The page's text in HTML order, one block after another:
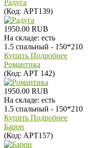
Радуга
(Код: АРТ139)
1950.00 RUB
На складе: есть
1.5 спальный - 150*210
Купить Подробнее
Романтика
(Код: АРТ 142)
1950.00 RUB
На складе: есть
1.5 спальный - 150*210
Купить Подробнее
Барон
(Код: АРТ157)